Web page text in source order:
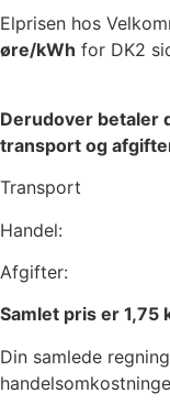
Elprisen hos
øre/kWh for DK2
Derudover betaler
transport og
Samlet pris er 1,75
Din samlede